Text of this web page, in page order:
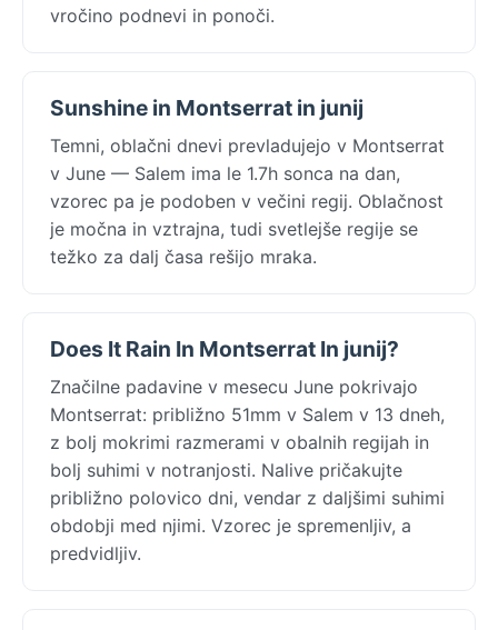
vročino podnevi in ponoči.
Sunshine in Montserrat in junij
Temni, oblačni dnevi prevladujejo v Montserrat
v June — Salem ima le 1.7h sonca na dan,
vzorec pa je podoben v večini regij. Oblačnost
je močna in vztrajna, tudi svetlejše regije se
težko za dalj časa rešijo mraka.
Does It Rain In Montserrat In junij?
Značilne padavine v mesecu June pokrivajo
Montserrat: približno 51mm v Salem v 13 dneh,
z bolj mokrimi razmerami v obalnih regijah in
bolj suhimi v notranjosti. Nalive pričakujte
približno polovico dni, vendar z daljšimi suhimi
obdobji med njimi. Vzorec je spremenljiv, a
predvidljiv.